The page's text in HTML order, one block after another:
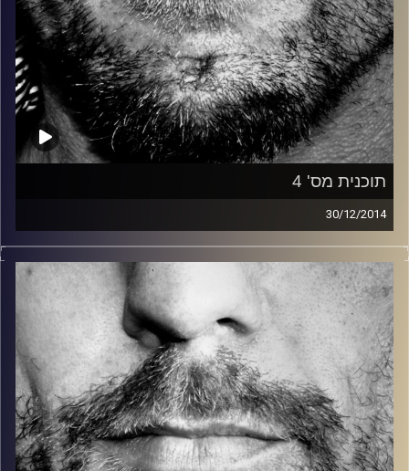
תוכנית מס' 4
30/12/2014
זיפים, מוזיקה מחוספסת של הופעות חיות. הרבה ג'אם, רוק,
בלוז, bluegrass, ג'אז, Fאנק, פרוגרסיב ואפילו אלקטרוניקה.
כל מה שחי, אמיתי ונושם.
עם שמוליק רגב.
קרדיט תמונות: David Goehring